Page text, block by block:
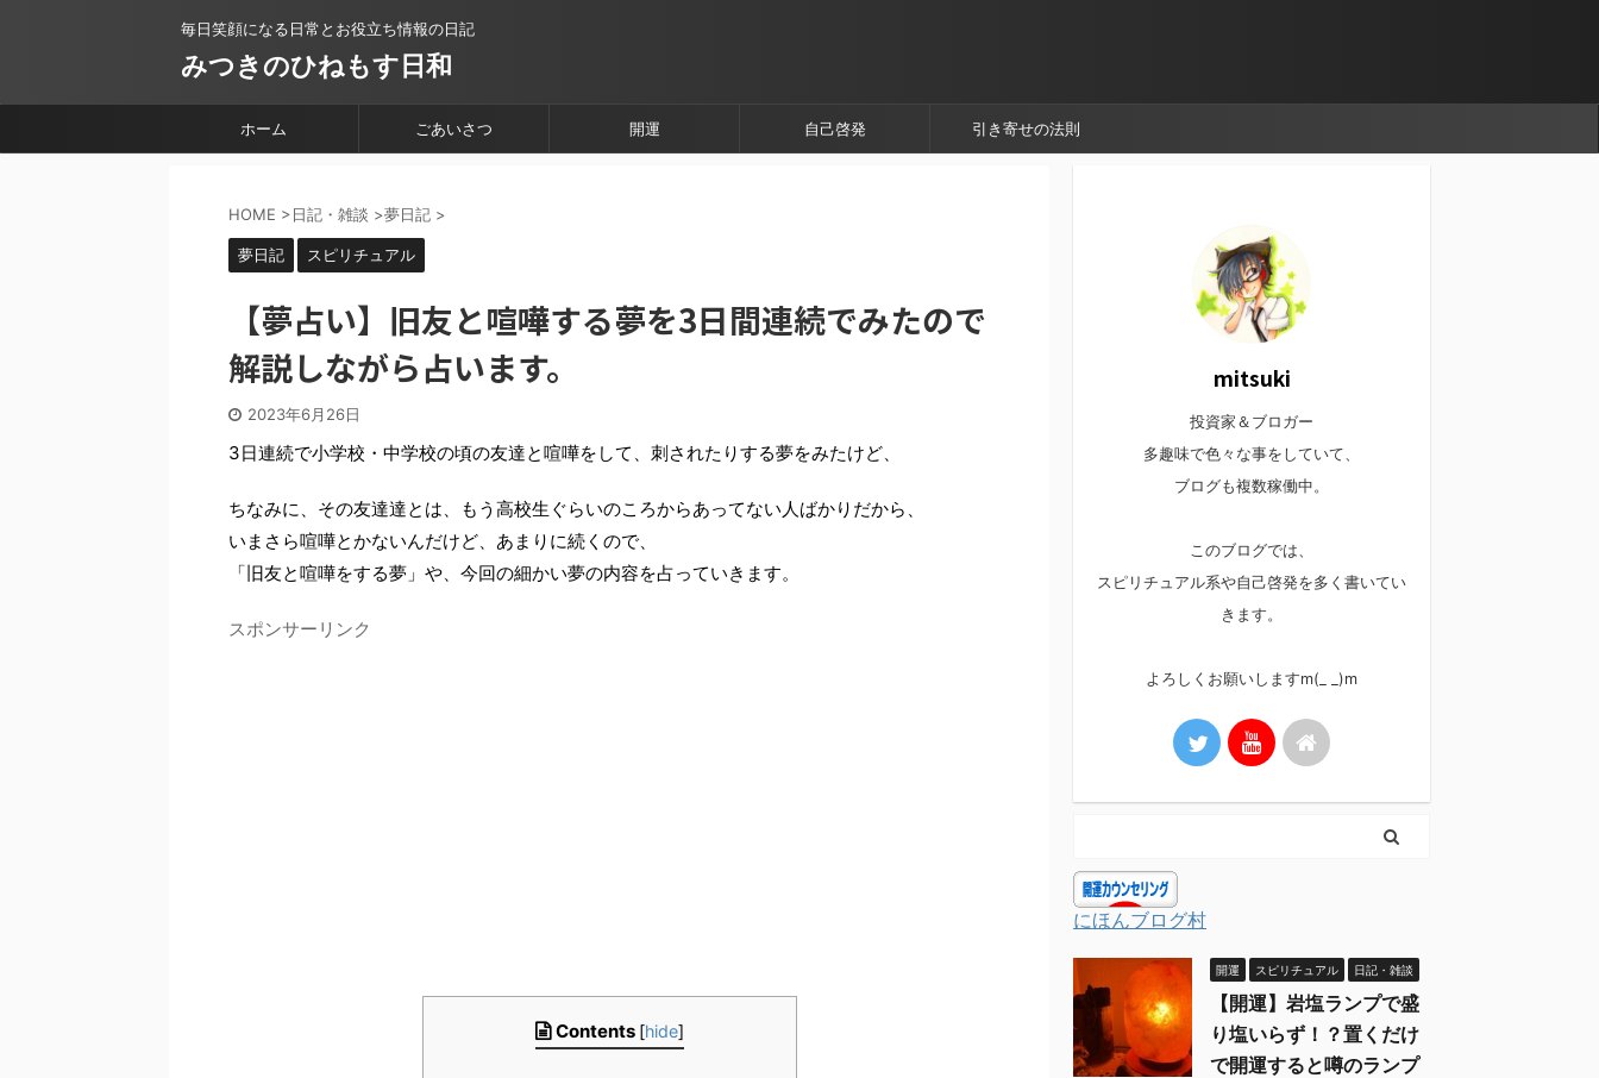
毎日笑顔になる日常とお役立ち情報の日記
みつきのひねもす日和
ホーム ごあいさつ 開運 自己啓発 引き寄せの法則
HOME >日記・雑談 >夢日記 >
夢日記 スピリチュアル
【夢占い】旧友と喧嘩する夢を3日間連続でみたので
解説しながら占います。
2023年6月26日
3日連続で小学校・中学校の頃の友達と喧嘩をして、刺されたりする夢をみたけど、
ちなみに、その友達達とは、もう高校生ぐらいのころからあってない人ばかりだから、
いまさら喧嘩とかないんだけど、あまりに続くので、
「旧友と喧嘩をする夢」や、今回の細かい夢の内容を占っていきます。
スポンサーリンク
Contents [hide]
mitsuki
投資家＆ブロガー
多趣味で色々な事をしていて、
ブログも複数稼働中。
このブログでは、
スピリチュアル系や自己啓発を多く書いてい
きます。
よろしくお願いしますm(_ _)m
にほんブログ村
開運 スピリチュアル 日記・雑談
【開運】岩塩ランプで盛
り塩いらず！？置くだけ
で開運すると噂のランプ